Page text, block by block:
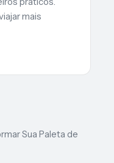
mais
Sua Paleta de